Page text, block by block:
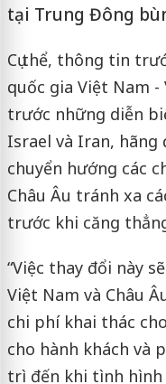
tại Trung Đông
Cụ thể, thông tin
quốc gia Việt Nam
trước những diễn
Israel và Iran, hãng
chuyển hướng các
Châu Âu tránh xa
trước khi căng
“Việc thay đổi này
Việt Nam và Châu
chi phí khai thác
cho hành khách và
trì đến khi tình hình